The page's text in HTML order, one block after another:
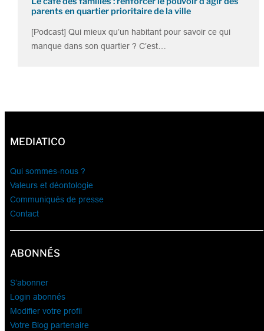
parents en quartier prioritaire de la ville
[Podcast] Qui mieux qu’un habitant pour savoir ce qui
manque dans son quartier ? C’est…
MEDIATICO
Qui sommes-nous ?
Valeurs et déontologie
Communiqués de presse
Contact
ABONNÉS
S’abonner
Login abonnés
Modifier votre profil
Votre Blog partenaire